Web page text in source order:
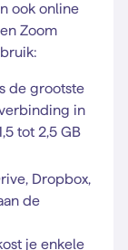
ook online
Zoom
de grootste
in
tot 2,5 GB
Dropbox,
de
je enkele